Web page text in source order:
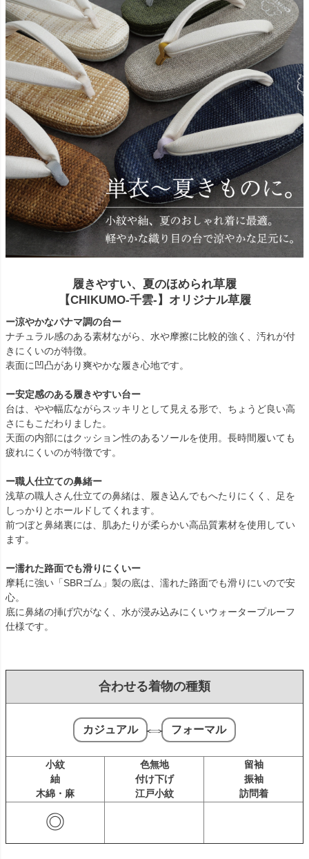
履きやすい、夏のほめられ草履
【CHIKUMO-千雲-】オリジナル草履
ー涼やかなパナマ調の台ー
ナチュラル感のある素材ながら、水や摩擦に比較的強く、汚れが付
きにくいのが特徴。
表面に凹凸があり爽やかな履き心地です。
ー安定感のある履きやすい台ー
台は、やや幅広ながらスッキリとして見える形で、ちょうど良い高
さにもこだわりました。
天面の内部にはクッション性のあるソールを使用。長時間履いても
疲れにくいのが特徴です。
ー職人仕立ての鼻緒ー
浅草の職人さん仕立ての鼻緒は、履き込んでもへたりにくく、足を
しっかりとホールドしてくれます。
前つぼと鼻緒裏には、肌あたりが柔らかい高品質素材を使用してい
ます。
ー濡れた路面でも滑りにくいー
摩耗に強い「SBRゴム」製の底は、濡れた路面でも滑りにいので安
心。
底に鼻緒の挿げ穴がなく、水が浸み込みにくいウォータープルーフ
仕様です。
合わせる着物の種類
カジュアル ⇔ フォーマル
小紋
紬
木綿・麻
色無地
付け下げ
江戸小紋
留袖
振袖
訪問着
◎